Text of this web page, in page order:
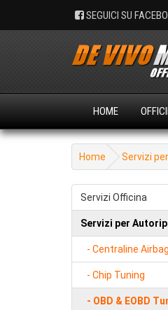
SEGUICI SU
HOME
Home Servizi
Servizi Officina
Servizi per
- Centraline Airbag
- Chip Tuning
- OBD & EOBD